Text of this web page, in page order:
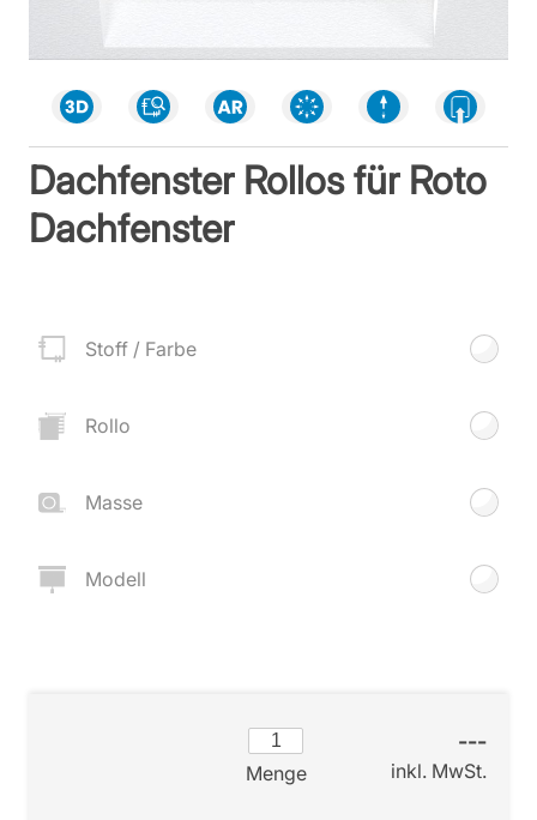
Dachfenster Rollos für Roto
Dachfenster
Stoff / Farbe
Rollo
Masse
Modell
Menge
---
inkl. MwSt.